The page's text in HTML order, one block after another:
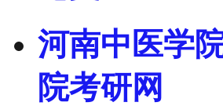
河南中医学
院考研网